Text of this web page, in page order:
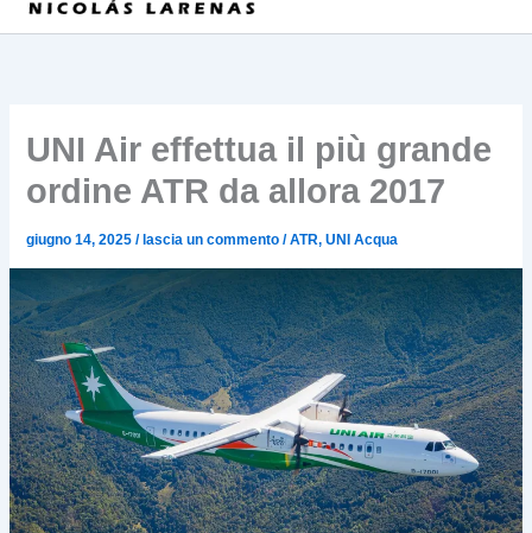
UNI Air effettua il più grande
ordine ATR da allora 2017
giugno 14, 2025/ lascia un commento /ATR,UNI Acqua